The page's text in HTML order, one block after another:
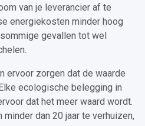
van je leverancier af te
energiekosten minder hoog
gevallen tot wel
ervoor zorgen dat de waarde
ecologische belegging in
dat het meer waard wordt.
minder dan 20 jaar te verhuizen,